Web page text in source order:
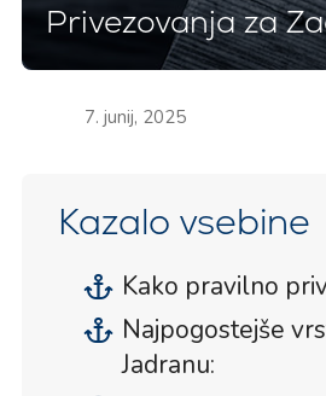
Privezovanja za
7. junij, 2025
Kazalo vsebine
Kako pravilno
Najpogostejše
Jadranu: